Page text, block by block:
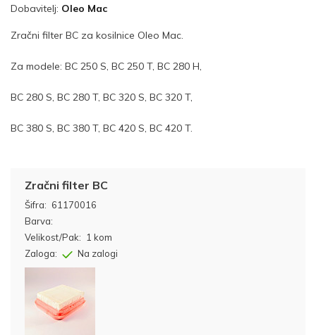
Dobavitelj: Oleo Mac
Zračni filter BC za kosilnice Oleo Mac.
Za modele: BC 250 S, BC 250 T, BC 280 H,
BC 280 S, BC 280 T, BC 320 S, BC 320 T,
BC 380 S, BC 380 T, BC 420 S, BC 420 T.
Šifra: 61170016
Zračni filter BC
Barva:
Velikost/Pak:
1 kom
Zaloga:
Na zalogi